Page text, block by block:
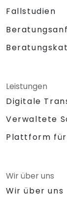
Fallstudien
Leistungen
Digitale
Verwaltete
Plattform für
Wir über uns
Wir über uns